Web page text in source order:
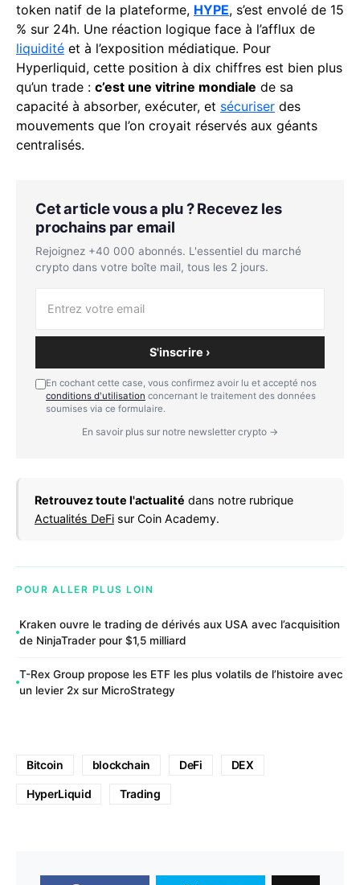
token natif de la plateforme, HYPE, s’est envolé de 15
% sur 24h. Une réaction logique face à l’afflux de
liquidité et à l’exposition médiatique. Pour
Hyperliquid, cette position à dix chiffres est bien plus
qu’un trade : c’est une vitrine mondiale de sa
capacité à absorber, exécuter, et sécuriser des
mouvements que l’on croyait réservés aux géants
centralisés.
Cet article vous a plu ? Recevez les
prochains par email
Rejoignez +40 000 abonnés. L'essentiel du marché
crypto dans votre boîte mail, tous les 2 jours.
S'inscrire ›
En cochant cette case, vous confirmez avoir lu et accepté nos
conditions d'utilisation concernant le traitement des données
soumises via ce formulaire.
En savoir plus sur notre newsletter crypto →
Retrouvez toute l'actualité dans notre rubrique
Actualités DeFi sur Coin Academy.
POUR ALLER PLUS LOIN
Kraken ouvre le trading de dérivés aux USA avec l’acquisition
de NinjaTrader pour $1,5 milliard
T-Rex Group propose les ETF les plus volatils de l’histoire avec
un levier 2x sur MicroStrategy
Bitcoin blockchain DeFi DEX
HyperLiquid Trading